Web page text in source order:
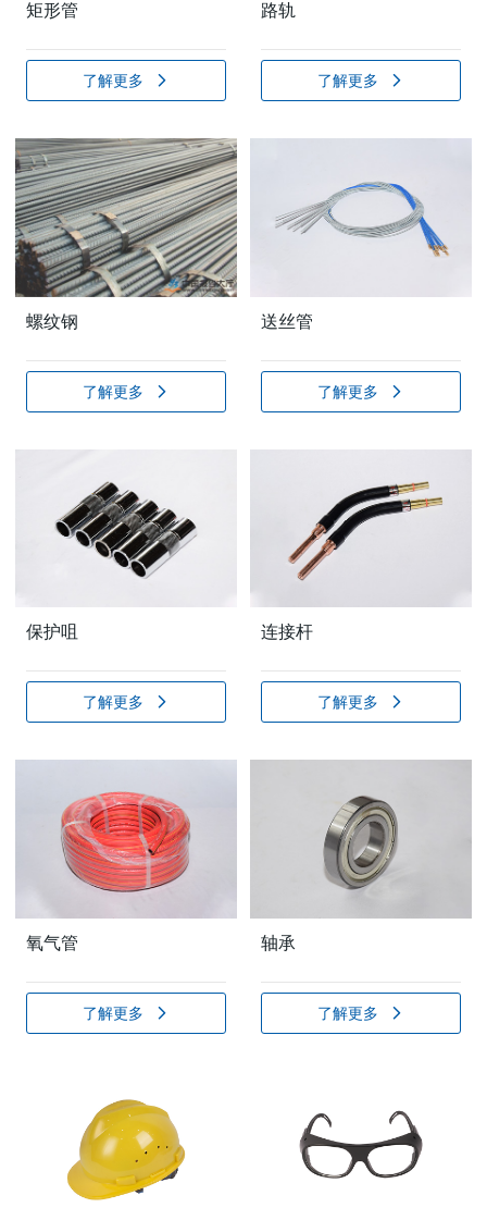
矩形管
了解更多
路轨
了解更多
螺纹钢
了解更多
送丝管
了解更多
保护咀
了解更多
连接杆
了解更多
氧气管
了解更多
轴承
了解更多